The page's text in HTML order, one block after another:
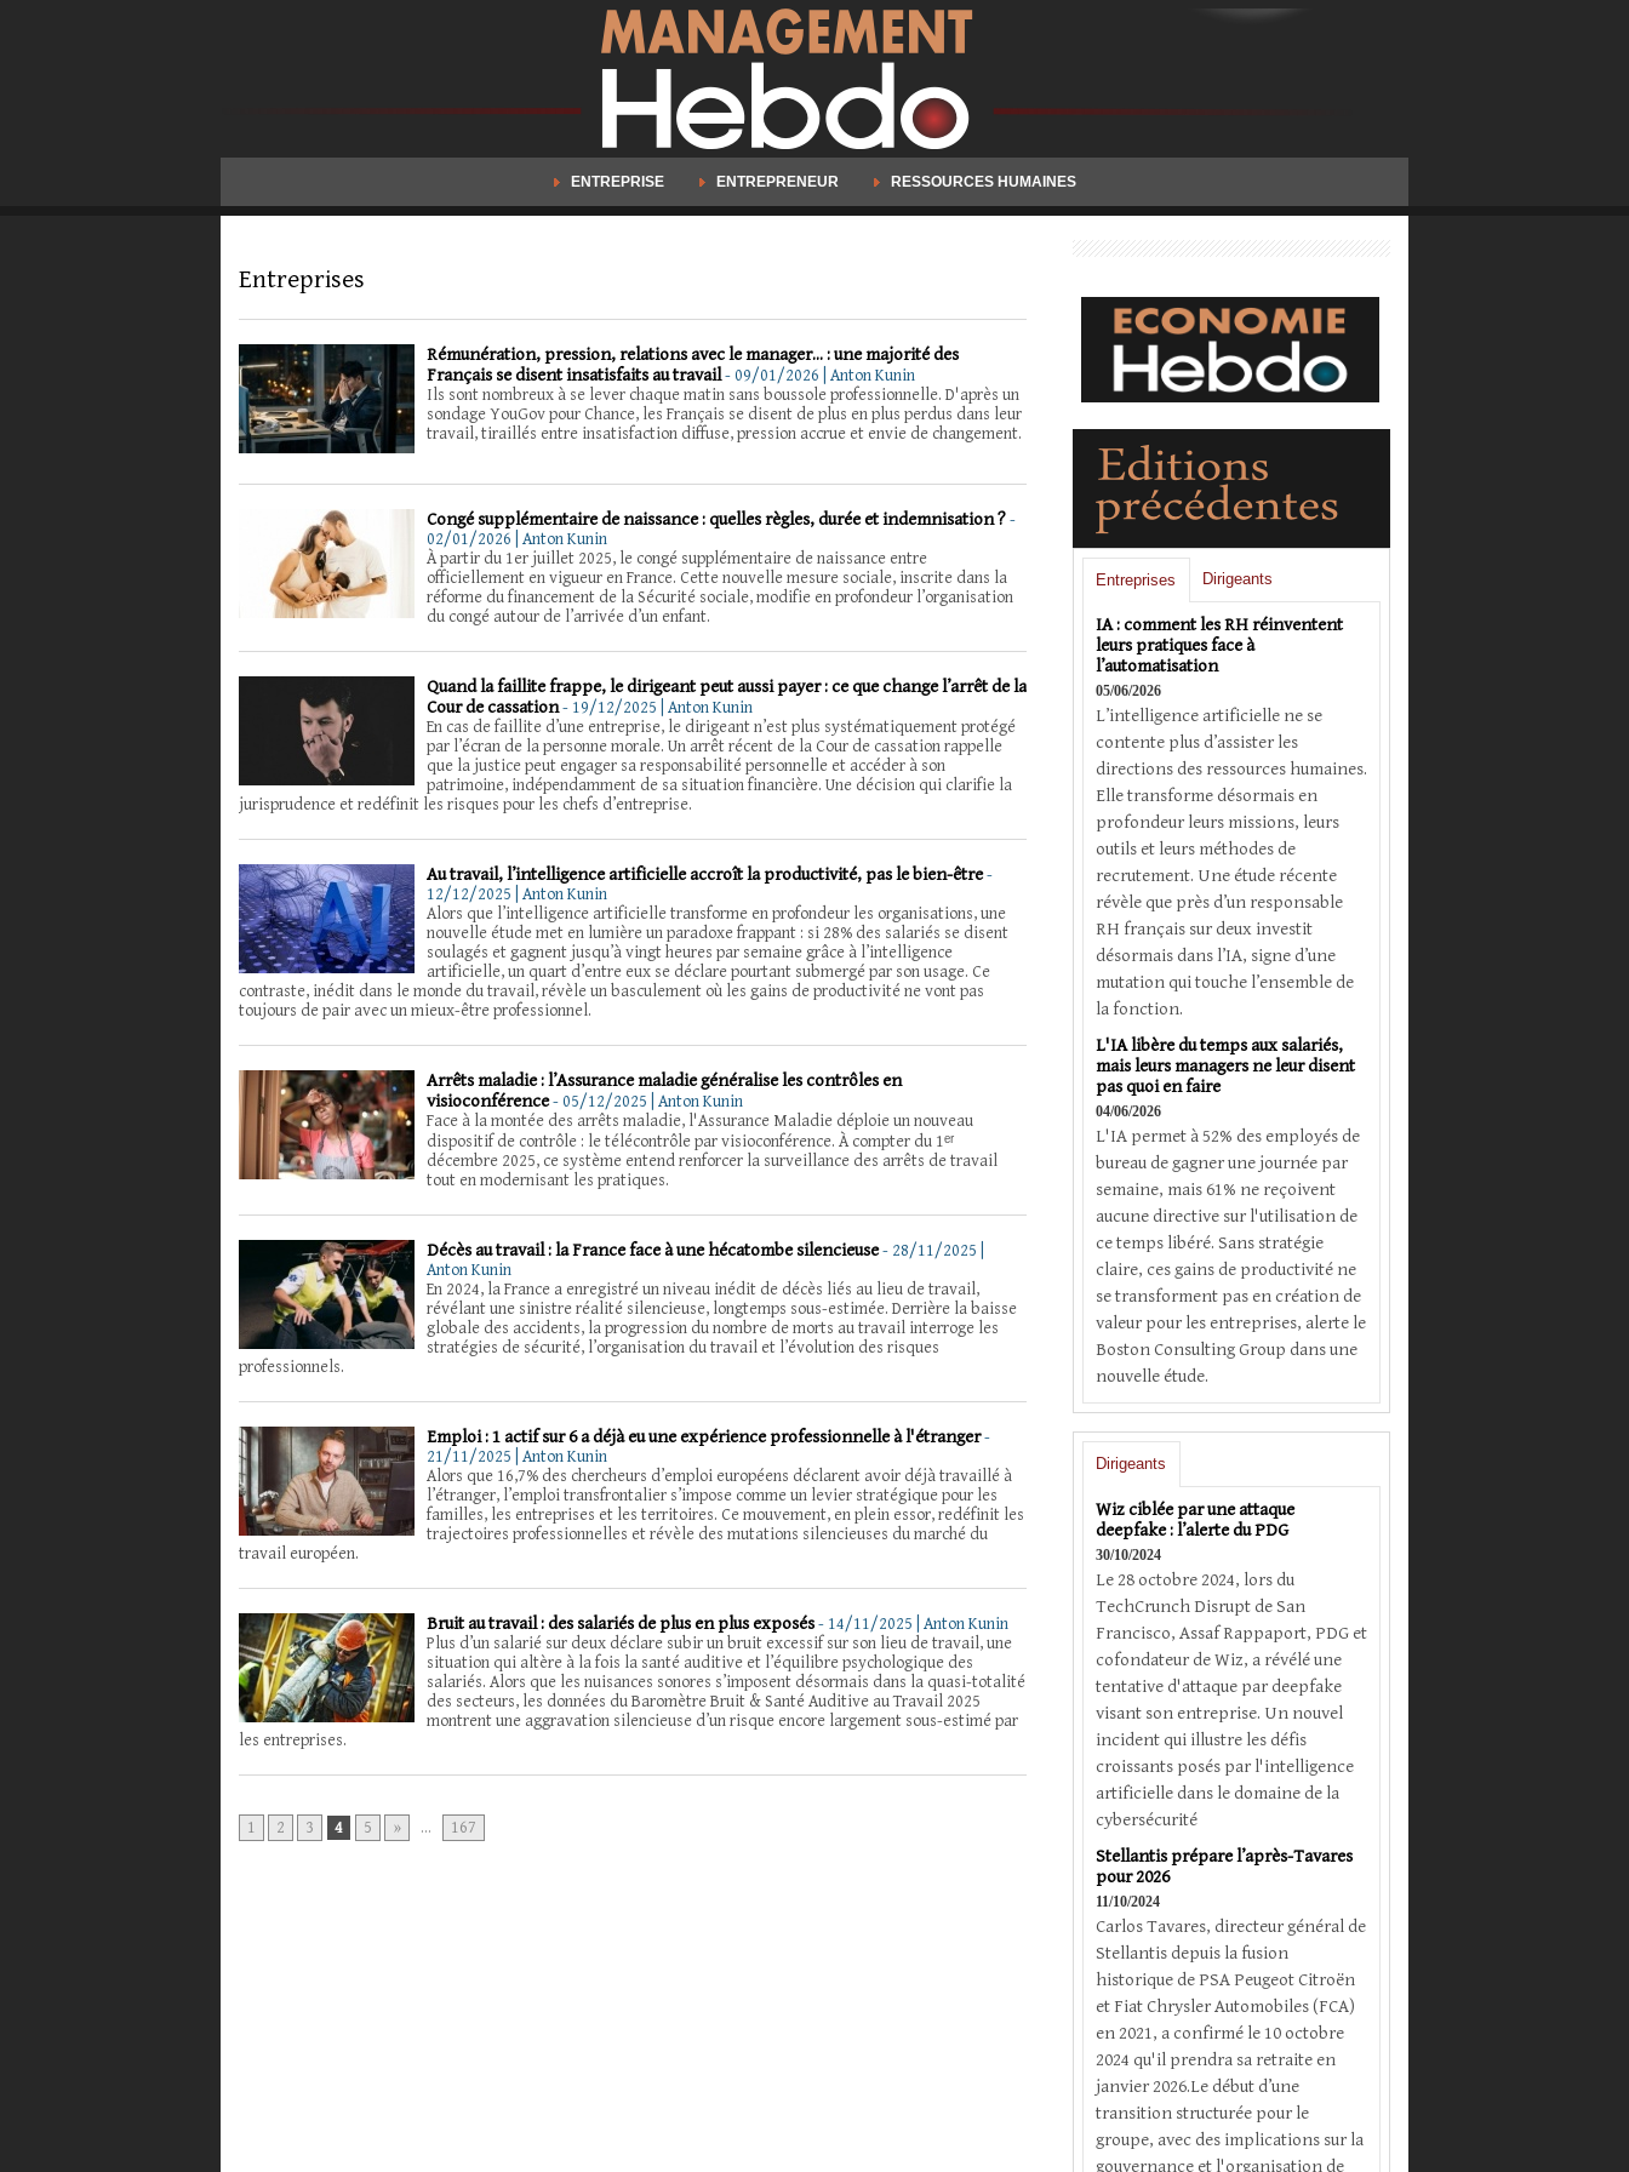
ENTREPRISE ENTREPRENEUR RESSOURCES HUMAINES
Entreprises
Rémunération, pression, relations avec le manager... : une majorité des
Français se disent insatisfaits au travail-09/01/2026 | Anton Kunin
Ils sont nombreux à se lever chaque matin sans boussole professionnelle. D'après un
sondage YouGov pour Chance, les Français se disent de plus en plus perdus dans leur
travail, tiraillés entre insatisfaction diffuse, pression accrue et envie de changement.
Congé supplémentaire de naissance : quelles règles, durée et indemnisation ?-
02/01/2026 | Anton Kunin
À partir du 1er juillet 2025, le congé supplémentaire de naissance entre
officiellement en vigueur en France. Cette nouvelle mesure sociale, inscrite dans la
réforme du financement de la Sécurité sociale, modifie en profondeur l’organisation
du congé autour de l’arrivée d’un enfant.
Quand la faillite frappe, le dirigeant peut aussi payer : ce que change l’arrêt de la
Cour de cassation- 19/12/2025 | Anton Kunin
En cas de faillite d’une entreprise, le dirigeant n’est plus systématiquement protégé
par l’écran de la personne morale. Un arrêt récent de la Cour de cassation rappelle
que la justice peut engager sa responsabilité personnelle et accéder à son
patrimoine, indépendamment de sa situation financière. Une décision qui clarifie la
jurisprudence et redéfinit les risques pour les chefs d’entreprise.
Au travail, l’intelligence artificielle accroît la productivité, pas le bien-être-
12/12/2025 | Anton Kunin
Alors que l’intelligence artificielle transforme en profondeur les organisations, une
nouvelle étude met en lumière un paradoxe frappant : si 28% des salariés se disent
soulagés et gagnent jusqu’à vingt heures par semaine grâce à l’intelligence
artificielle, un quart d’entre eux se déclare pourtant submergé par son usage. Ce
contraste, inédit dans le monde du travail, révèle un basculement où les gains de productivité ne vont pas
toujours de pair avec un mieux-être professionnel.
Arrêts maladie : l’Assurance maladie généralise les contrôles en
visioconférence-05/12/2025 | Anton Kunin
Face à la montée des arrêts maladie, l'Assurance Maladie déploie un nouveau
dispositif de contrôle : le télécontrôle par visioconférence. À compter du 1ᵉʳ
décembre 2025, ce système entend renforcer la surveillance des arrêts de travail
tout en modernisant les pratiques.
Décès au travail : la France face à une hécatombe silencieuse- 28/11/2025 |
Anton Kunin
En 2024, la France a enregistré un niveau inédit de décès liés au lieu de travail,
révélant une sinistre réalité silencieuse, longtemps sous-estimée. Derrière la baisse
globale des accidents, la progression du nombre de morts au travail interroge les
stratégies de sécurité, l’organisation du travail et l’évolution des risques
professionnels.
Emploi : 1 actif sur 6 a déjà eu une expérience professionnelle à l'étranger-
21/11/2025 | Anton Kunin
Alors que 16,7% des chercheurs d’emploi européens déclarent avoir déjà travaillé à
l’étranger, l’emploi transfrontalier s’impose comme un levier stratégique pour les
familles, les entreprises et les territoires. Ce mouvement, en plein essor, redéfinit les
trajectoires professionnelles et révèle des mutations silencieuses du marché du
travail européen.
Bruit au travail : des salariés de plus en plus exposés- 14/11/2025 | Anton Kunin
Plus d’un salarié sur deux déclare subir un bruit excessif sur son lieu de travail, une
situation qui altère à la fois la santé auditive et l’équilibre psychologique des
salariés. Alors que les nuisances sonores s’imposent désormais dans la quasi-totalité
des secteurs, les données du Baromètre Bruit & Santé Auditive au Travail 2025
montrent une aggravation silencieuse d’un risque encore largement sous-estimé par
les entreprises.
1 2 3 4 5 » ... 167
Entreprises Dirigeants
IA : comment les RH réinventent
leurs pratiques face à
l’automatisation
05/06/2026
L’intelligence artificielle ne se
contente plus d’assister les
directions des ressources humaines.
Elle transforme désormais en
profondeur leurs missions, leurs
outils et leurs méthodes de
recrutement. Une étude récente
révèle que près d’un responsable
RH français sur deux investit
désormais dans l’IA, signe d’une
mutation qui touche l’ensemble de
la fonction.
L'IA libère du temps aux salariés,
mais leurs managers ne leur disent
pas quoi en faire
04/06/2026
L'IA permet à 52% des employés de
bureau de gagner une journée par
semaine, mais 61% ne reçoivent
aucune directive sur l'utilisation de
ce temps libéré. Sans stratégie
claire, ces gains de productivité ne
se transforment pas en création de
valeur pour les entreprises, alerte le
Boston Consulting Group dans une
nouvelle étude.
Dirigeants
Wiz ciblée par une attaque
deepfake : l’alerte du PDG
30/10/2024
Le 28 octobre 2024, lors du
TechCrunch Disrupt de San
Francisco, Assaf Rappaport, PDG et
cofondateur de Wiz, a révélé une
tentative d'attaque par deepfake
visant son entreprise. Un nouvel
incident qui illustre les défis
croissants posés par l'intelligence
artificielle dans le domaine de la
cybersécurité
Stellantis prépare l’après-Tavares
pour 2026
11/10/2024
Carlos Tavares, directeur général de
Stellantis depuis la fusion
historique de PSA Peugeot Citroën
et Fiat Chrysler Automobiles (FCA)
en 2021, a confirmé le 10 octobre
2024 qu'il prendra sa retraite en
janvier 2026.Le début d’une
transition structurée pour le
groupe, avec des implications sur la
gouvernance et l'organisation de